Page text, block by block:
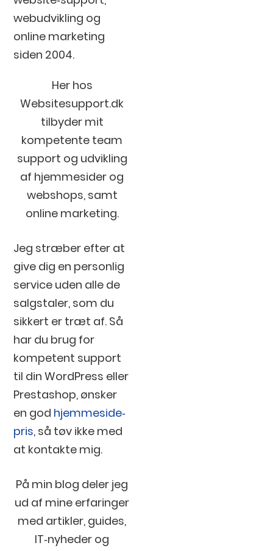
webudvikling og
online marketing
siden 2004.
Her hos
Websitesupport.dk
tilbyder mit
kompetente team
support og udvikling
af hjemmesider og
webshops, samt
online marketing.
Jeg stræber efter at
give dig en personlig
service uden alle de
salgstaler, som du
sikkert er træt af. Så
har du brug for
kompetent support
til din WordPress eller
Prestashop, ønsker
en god hjemmeside‐
pris, så tøv ikke med
at kontakte mig.
På min blog deler jeg
ud af mine erfaringer
med artikler, guides,
IT‐nyheder og